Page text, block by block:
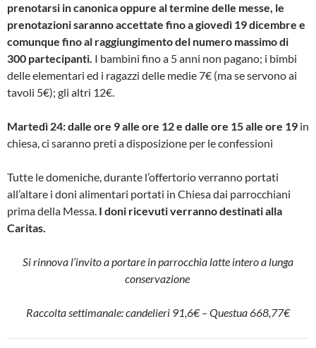
prenotarsi in canonica oppure al termine delle messe, le
prenotazioni saranno accettate fino a giovedì 19 dicembre e
comunque fino al raggiungimento del numero massimo di
300 partecipanti. I bambini fino a 5 anni non pagano; i bimbi
delle elementari ed i ragazzi delle medie 7€ (ma se servono ai
tavoli 5€); gli altri 12€.
Martedì 24: dalle ore 9 alle ore 12 e dalle ore 15 alle ore 19 in
chiesa, ci saranno preti a disposizione per le confessioni
Tutte le domeniche, durante l’offertorio verranno portati
all’altare i doni alimentari portati in Chiesa dai parrocchiani
prima della Messa. I doni ricevuti verranno destinati alla
Caritas.
Si rinnova l’invito a portare in parrocchia latte intero a lunga
conservazione
Raccolta settimanale: candelieri 91,6€ – Questua 668,77€